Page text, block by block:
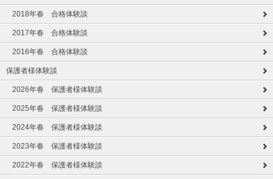
2018年春 合格体験談
2017年春 合格体験談
2016年春 合格体験談
保護者様体験談
2026年春 保護者様体験談
2025年春 保護者様体験談
2024年春 保護者様体験談
2023年春 保護者様体験談
2022年春 保護者様体験談